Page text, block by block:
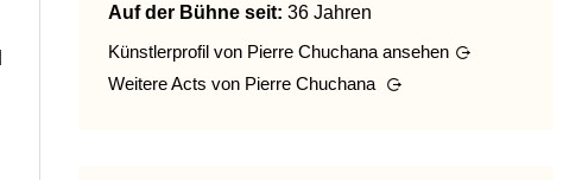
Auf der Bühne seit: 36 Jahren
Künstlerprofil von Pierre Chuchana ansehen
Weitere Acts von Pierre Chuchana